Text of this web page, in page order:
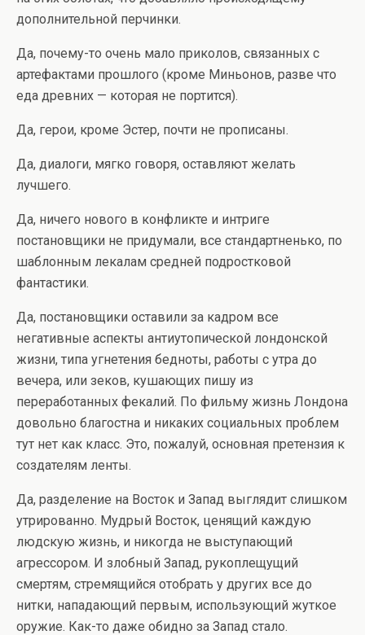
дополнительной перчинки.
Да, почему-то очень мало приколов, связанных с
артефактами прошлого (кроме Миньонов, разве что
еда древних — которая не портится).
Да, герои, кроме Эстер, почти не прописаны.
Да, диалоги, мягко говоря, оставляют желать
лучшего.
Да, ничего нового в конфликте и интриге
постановщики не придумали, все стандартненько, по
шаблонным лекалам средней подростковой
фантастики.
Да, постановщики оставили за кадром все
негативные аспекты антиутопической лондонской
жизни, типа угнетения бедноты, работы с утра до
вечера, или зеков, кушающих пишу из
переработанных фекалий. По фильму жизнь Лондона
довольно благостна и никаких социальных проблем
тут нет как класс. Это, пожалуй, основная претензия к
создателям ленты.
Да, разделение на Восток и Запад выглядит слишком
утрированно. Мудрый Восток, ценящий каждую
людскую жизнь, и никогда не выступающий
агрессором. И злобный Запад, рукоплещущий
смертям, стремящийся отобрать у других все до
нитки, нападающий первым, использующий жуткое
оружие. Как-то даже обидно за Запад стало.